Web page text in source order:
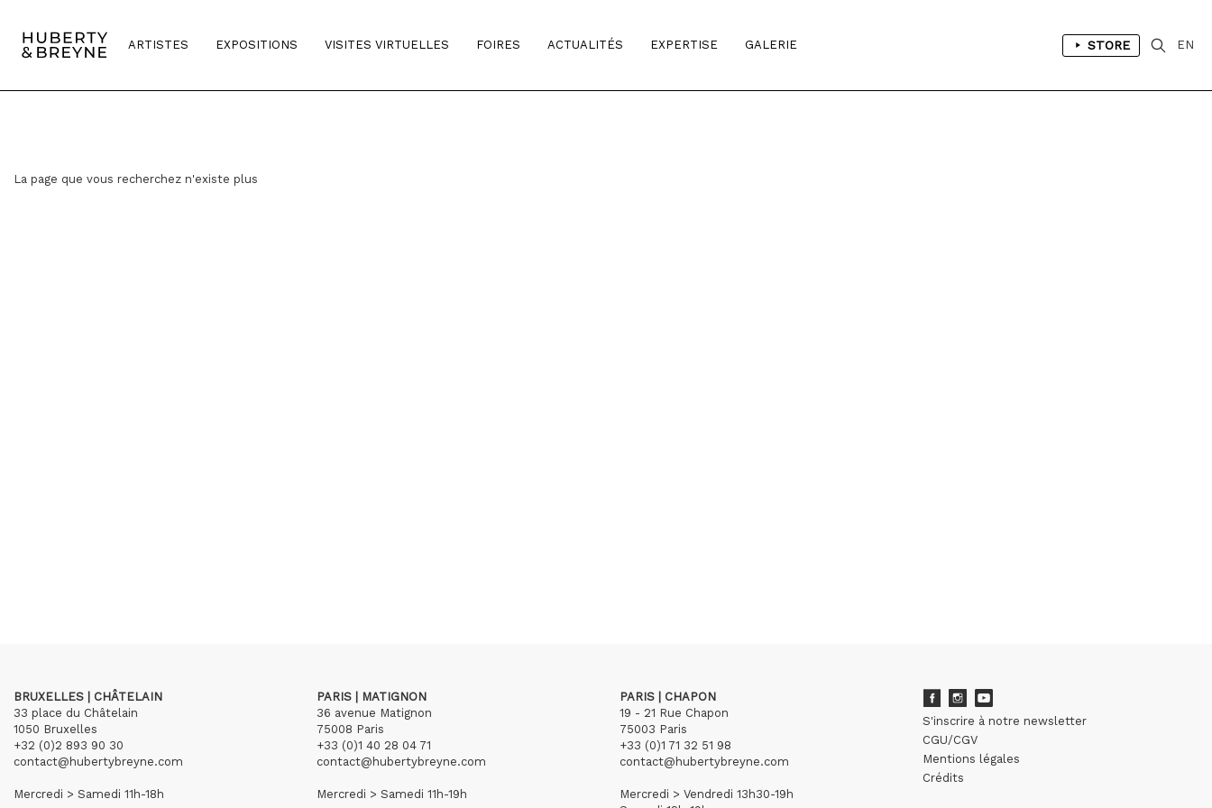
ARTISTES EXPOSITIONS VISITES VIRTUELLES FOIRES ACTUALITÉS EXPERTISE GALERIE STORE EN
La page que vous recherchez n'existe plus
BRUXELLES | CHÂTELAIN
33 place du Châtelain
1050 Bruxelles
+32 (0)2 893 90 30
contact@hubertybreyne.com
Mercredi > Samedi 11h-18h
PARIS | MATIGNON
36 avenue Matignon
75008 Paris
+33 (0)1 40 28 04 71
contact@hubertybreyne.com
Mercredi > Samedi 11h-19h
PARIS | CHAPON
19 - 21 Rue Chapon
75003 Paris
+33 (0)1 71 32 51 98
contact@hubertybreyne.com
Mercredi > Vendredi 13h30-19h
S'inscrire à notre newsletter
CGU/CGV
Mentions légales
Crédits